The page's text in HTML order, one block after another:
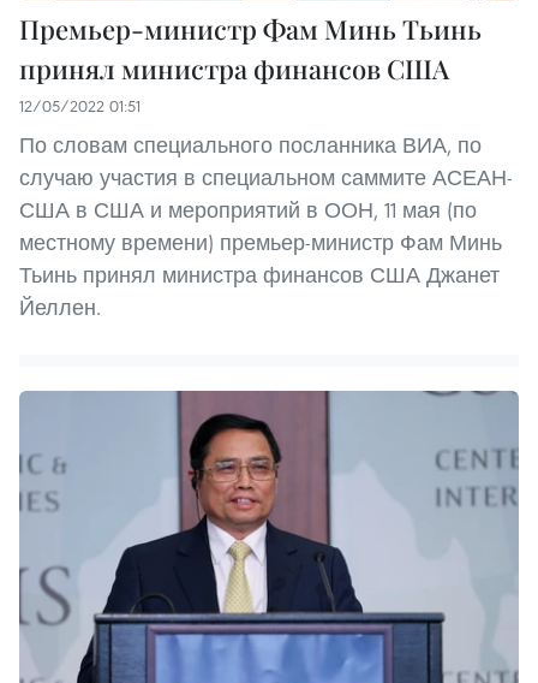
Премьер-министр Фам Минь Тьинь
принял министра финансов США
12/05/2022 01:51
По словам специального посланника ВИА, по
случаю участия в специальном саммите АСЕАН-
США в США и ​​мероприятий в ООН, 11 мая (по
местному времени) премьер-министр Фам Минь
Тьинь принял министра финансов США Джанет
Йеллен.